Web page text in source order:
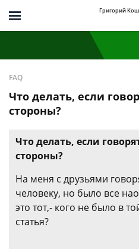
Григорий
FAQ
Что делать, если
стороны?
Что делать, если
стороны?
На меня с друзьями
человеку, но было все
это тот,- кого не было в
статья?